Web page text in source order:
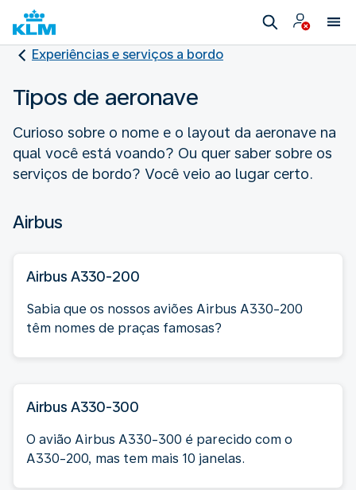
Experiências e serviços a bordo
Tipos de aeronave
Curioso sobre o nome e o layout da aeronave na
qual você está voando? Ou quer saber sobre os
serviços de bordo? Você veio ao lugar certo.
Airbus
Airbus A330-200
Sabia que os nossos aviões Airbus A330-200
têm nomes de praças famosas?
Airbus A330-300
O avião Airbus A330-300 é parecido com o
A330-200, mas tem mais 10 janelas.